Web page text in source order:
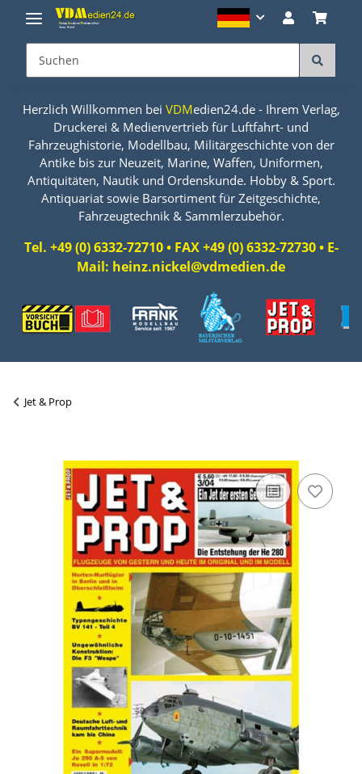
Herzlich Willkommen bei VDMedien24.de - Ihrem Verlag,
Druckerei & Medienvertrieb für Luftfahrt- und
Fahrzeughistorie, Modellbau, Militärgeschichte von der
Antike bis zur Neuzeit, Marine, Waffen, Uniformen,
Antiquitäten, Nautik und Ordenskunde. Hobby & Sport.
Antiquariat sowie Barsortiment für Zeitgeschichte,
Fahrzeugtechnik & Sammlerzubehör.
Tel. +49 (0) 6332-72710 • FAX +49 (0) 6332-72730 • E-
Mail: heinz.nickel@vdmedien.de
Jet & Prop